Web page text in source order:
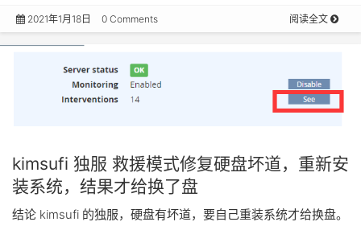
2021年1月18日 0 Comments 阅读全文
kimsufi 独服 救援模式修复硬盘坏道，重新安
装系统，结果才给换了盘
结论 kimsufi 的独服，硬盘有坏道，要自己重装系统才给换盘。